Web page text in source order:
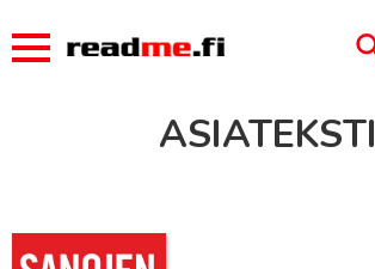
ASIATEKSTI